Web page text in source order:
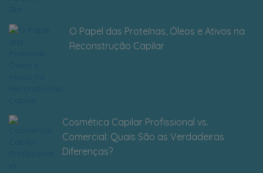
O Papel das Proteínas, Óleos e Ativos na
Reconstrução Capilar
Cosmética Capilar Profissional vs.
Comercial: Quais São as Verdadeiras
Diferenças?